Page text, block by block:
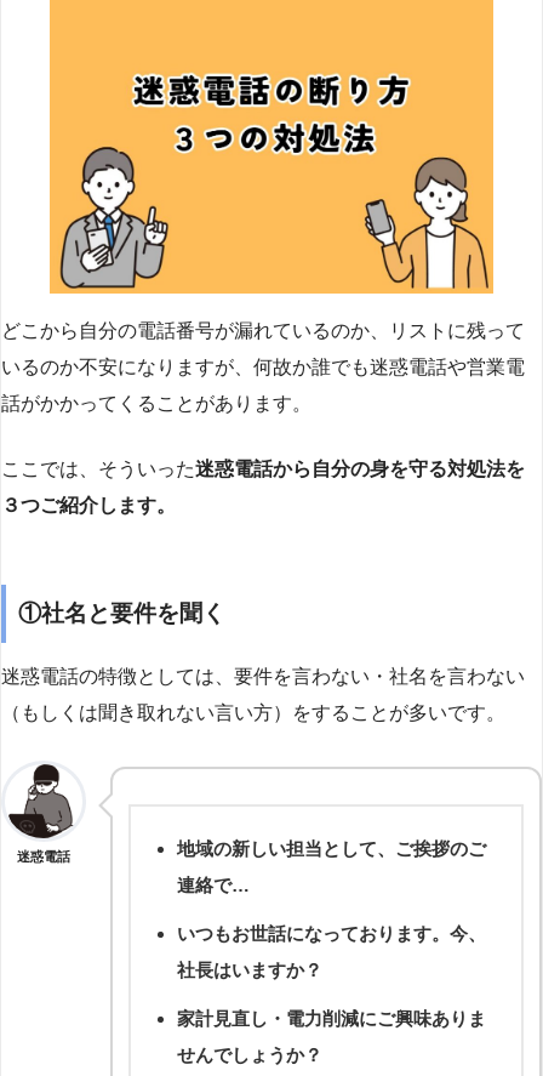
どこから自分の電話番号が漏れているのか、リストに残って
いるのか不安になりますが、何故か誰でも迷惑電話や営業電
話がかかってくることがあります。
ここでは、そういった迷惑電話から自分の身を守る対処法を
３つご紹介します。
①社名と要件を聞く
迷惑電話の特徴としては、要件を言わない・社名を言わない
（もしくは聞き取れない言い方）をすることが多いです。
迷惑電話
地域の新しい担当として、ご挨拶のご
連絡で…
いつもお世話になっております。今、
社長はいますか？
家計見直し・電力削減にご興味ありま
せんでしょうか？